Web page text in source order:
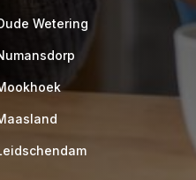
M
Wetering